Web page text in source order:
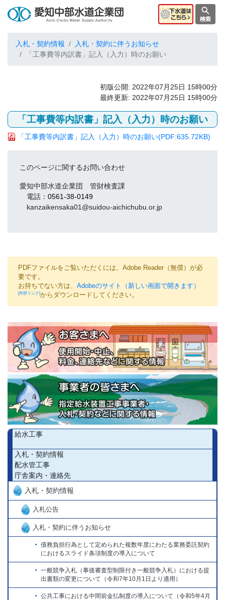
給水工事
入札・契約情報
配水管工事
庁舎案内・連絡先
入札・契約情報
入札公告
入札・契約に伴うお知らせ
債務負担行為として定められた複数年度にわたる業務委託契約
におけるスライド条項制度の導入について
一般競争入札（事後審査型制限付き一般競争入札）における提
出書類の変更について（令和7年10月1日より適用）
公共工事における中間前金払制度の導入について（令和5年4月
入札・契約情報
入札・契約に伴うお知らせ
「工事費等内訳書」記入（入力）時のお願い
初版公開: 2022年07月25日 15時00分
最終更新: 2022年07月25日 15時00分
「工事費等内訳書」記入（入力）時のお願い
「工事費等内訳書」記入（入力）時のお願い(PDF:635.72KB)
このページに関するお問い合わせ
愛知中部水道企業団 管財検査課
電話： 0561-38-0149
kanzaikensaka01@suidou-aichichubu.or.jp
PDFファイルをご覧いただくには、Adobe Reader（無償）が必
要です。
お持ちでない方は、 Adobeのサイト（新しい画面で開きます）
からダウンロードしてください。